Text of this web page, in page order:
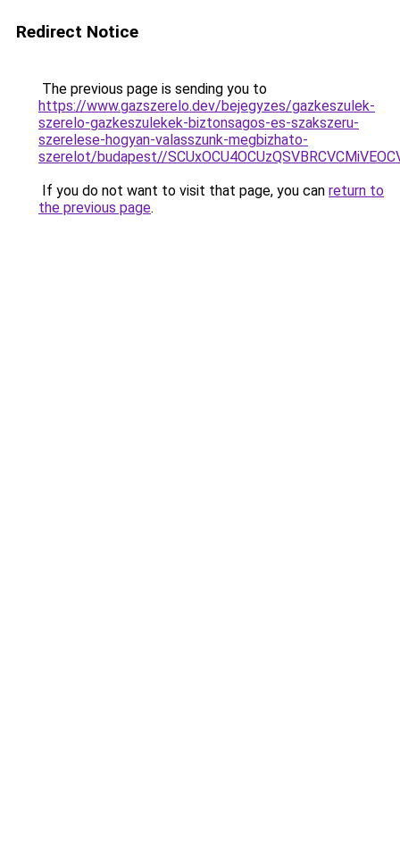
Redirect Notice
The previous page is sending you to
https://www.gazszerelo.dev/bejegyzes/gazkeszulek-
szerelo-gazkeszulekek-biztonsagos-es-szakszeru-
szerelese-hogyan-valasszunk-megbizhato-
szerelot/budapest//
If you do not want to visit that page, you can return to
the previous page.